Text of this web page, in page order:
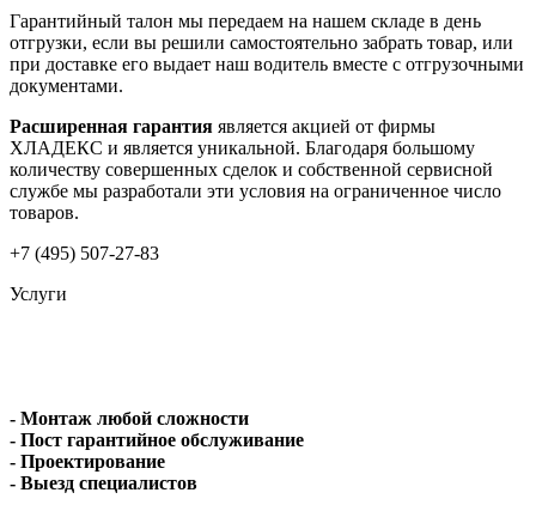
Гарантийный талон мы передаем на нашем складе в день
отгрузки, если вы решили самостоятельно забрать товар, или
при доставке его выдает наш водитель вместе с отгрузочными
документами.
Расширенная гарантия является акцией от фирмы
ХЛАДЕКС и является уникальной. Благодаря большому
количеству совершенных сделок и собственной сервисной
службе мы разработали эти условия на ограниченное число
товаров.
+7 (495) 507-27-83
Услуги
- Монтаж любой сложности
- Пост гарантийное обслуживание
- Проектирование
- Выезд специалистов